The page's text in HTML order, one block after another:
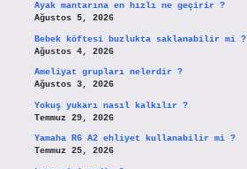
Ayak mantarına en hızlı ne geçirir ?
Ağustos 5, 2026
Bebek köftesi buzlukta saklanabilir mi ?
Ağustos 4, 2026
Ameliyat grupları nelerdir ?
Ağustos 3, 2026
Yokuş yukarı nasıl kalkılır ?
Temmuz 29, 2026
Yamaha R6 A2 ehliyet kullanabilir mi ?
Temmuz 25, 2026